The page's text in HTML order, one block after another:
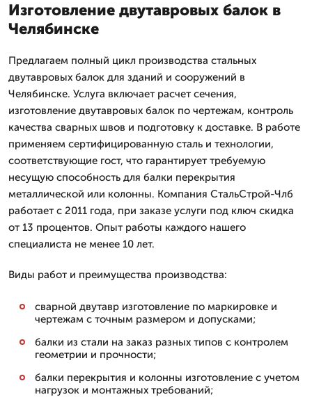
Изготовление двутавровых балок в
Челябинске
Предлагаем полный цикл производства стальных
двутавровых балок для зданий и сооружений в
Челябинске. Услуга включает расчет сечения,
изготовление двутавровых балок по чертежам, контроль
качества сварных швов и подготовку к доставке. В работе
применяем сертифицированную сталь и технологии,
соответствующие гост, что гарантирует требуемую
несущую способность для балки перекрытия
металлической или колонны. Компания СтальСтрой-Члб
работает с 2011 года, при заказе услуги под ключ скидка
от 13 процентов. Опыт работы каждого нашего
специалиста не менее 10 лет.
Виды работ и преимущества производства:
сварной двутавр изготовление по маркировке и
чертежам с точным размером и допусками;
балки из стали на заказ разных типов с контролем
геометрии и прочности;
балки перекрытия и колонны изготовление с учетом
нагрузок и монтажных требований;